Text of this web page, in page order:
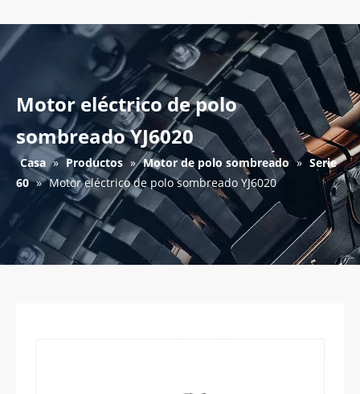
Motor eléctrico de polo
sombreado YJ6020
Casa » Productos » Motor de polo sombreado » Serie
60 » Motor eléctrico de polo sombreado YJ6020